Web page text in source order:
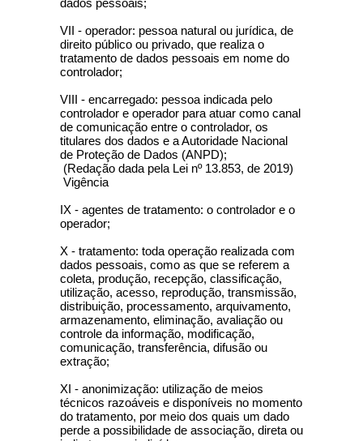
dados pessoais;
VII - operador: pessoa natural ou jurídica, de
direito público ou privado, que realiza o
tratamento de dados pessoais em nome do
controlador;
VIII - encarregado: pessoa indicada pelo
controlador e operador para atuar como canal
de comunicação entre o controlador, os
titulares dos dados e a Autoridade Nacional
de Proteção de Dados (ANPD);
(Redação dada pela Lei nº 13.853, de 2019)
Vigência
IX - agentes de tratamento: o controlador e o
operador;
X - tratamento: toda operação realizada com
dados pessoais, como as que se referem a
coleta, produção, recepção, classificação,
utilização, acesso, reprodução, transmissão,
distribuição, processamento, arquivamento,
armazenamento, eliminação, avaliação ou
controle da informação, modificação,
comunicação, transferência, difusão ou
extração;
XI - anonimização: utilização de meios
técnicos razoáveis e disponíveis no momento
do tratamento, por meio dos quais um dado
perde a possibilidade de associação, direta ou